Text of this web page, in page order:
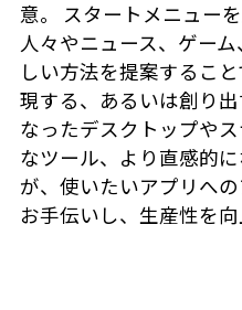
意。 スタートメニュー
人々やニュース、ゲー
しい方法を提案するこ
現する、あるいは創り
なったデスクトップや
なツール、より直感的
が、使いたいアプリへ
お手伝いし、生産性を向